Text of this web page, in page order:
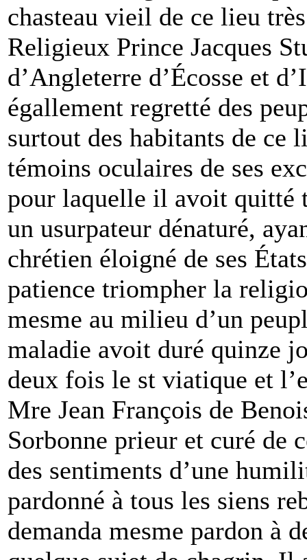
chasteau vieil de ce lieu
Religieux Prince Jacques
d’Angleterre d’Écosse et
égallement regretté des
surtout des habitants de ce
témoins oculaires de ses
pour laquelle il avoit quitté
un usurpateur dénaturé,
chrétien éloigné de ses
patience triompher la
mesme au milieu d’un
maladie avoit duré quinze
deux fois le st viatique et
Mre Jean François de
Sorbonne prieur et curé de
des sentiments d’une
pardonné à tous les siens
demanda mesme pardon à